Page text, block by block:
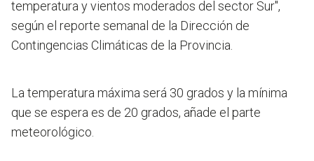
temperatura y vientos moderados del sector Sur",
según el reporte semanal de la Dirección de
Contingencias Climáticas de la Provincia.
La temperatura máxima será 30 grados y la mínima
que se espera es de 20 grados, añade el parte
meteorológico.